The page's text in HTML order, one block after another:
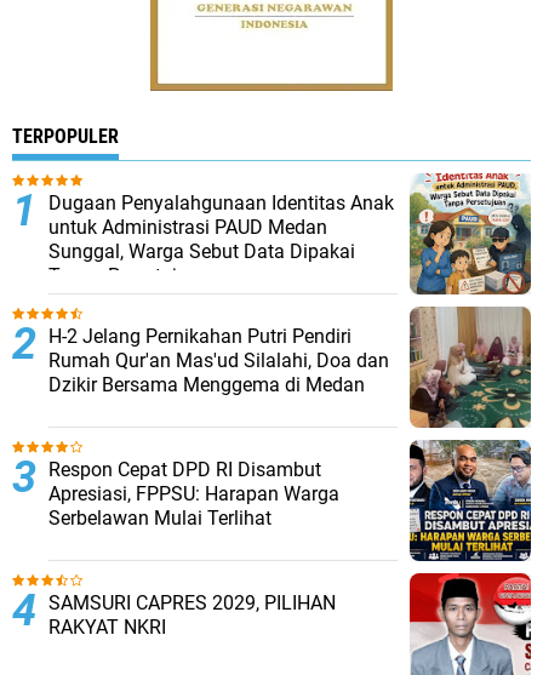
TERPOPULER
Dugaan Penyalahgunaan Identitas Anak
untuk Administrasi PAUD Medan
Sunggal, Warga Sebut Data Dipakai
Tanpa Persetujuan
H-2 Jelang Pernikahan Putri Pendiri
Rumah Qur'an Mas'ud Silalahi, Doa dan
Dzikir Bersama Menggema di Medan
Respon Cepat DPD RI Disambut
Apresiasi, FPPSU: Harapan Warga
Serbelawan Mulai Terlihat
SAMSURI CAPRES 2029, PILIHAN
RAKYAT NKRI